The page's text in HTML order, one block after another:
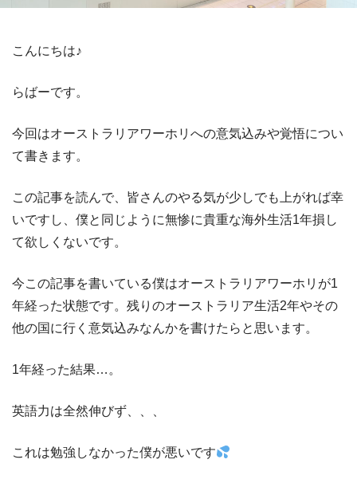
こんにちは♪
らばーです。
今回はオーストラリアワーホリへの意気込みや覚悟につい
て書きます。
この記事を読んで、皆さんのやる気が少しでも上がれば幸
いですし、僕と同じように無惨に貴重な海外生活1年損し
て欲しくないです。
今この記事を書いている僕はオーストラリアワーホリが1
年経った状態です。残りのオーストラリア生活2年やその
他の国に行く意気込みなんかを書けたらと思います。
1年経った結果…。
英語力は全然伸びず、、、
これは勉強しなかった僕が悪いです